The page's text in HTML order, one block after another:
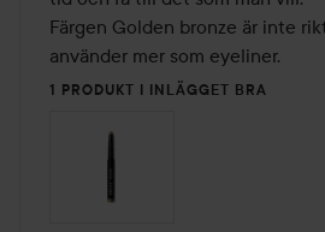
Färgen Golden bronze är inte
använder mer som eyeliner.
1 PRODUKT I INLÄGGET BRA